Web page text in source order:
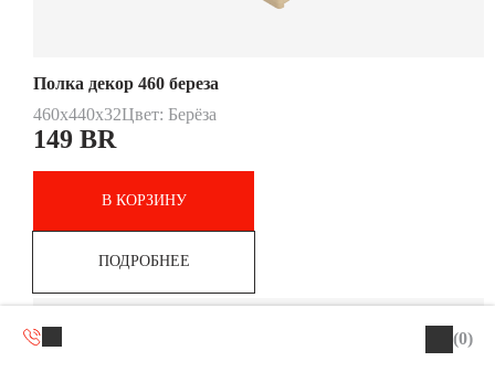
(0)
Полка декор 460 береза
460х440х32Цвет: Берёза
149 BR
В КОРЗИНУ
ПОДРОБНЕЕ
В наличии